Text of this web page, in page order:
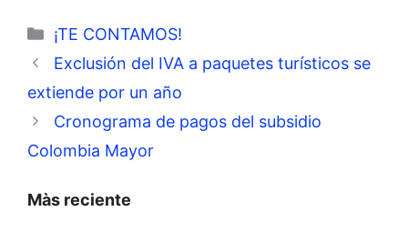
Categorías
¡TE CONTAMOS!
Exclusión del IVA a paquetes turísticos se
extiende por un año
Cronograma de pagos del subsidio
Colombia Mayor
Màs reciente